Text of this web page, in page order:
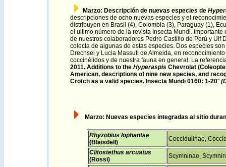
Marzo: Descripción de nuevas especies de
descripciones de ocho nuevas especies y el
distribuyen en Brasil (4), Colombia (3), Paraguay (1),
el ultimo número de la revista Insecta Mundi.
de nuestros colaboradores Pedro Castillo de Perú y Ulf
colecta de algunas de estas especies. Dos especies
Drechsel y Lucia Massuti de Almeida, en
coccinélidos y de nuestra fauna en general. La
2011. Additions to the Hyperaspis Chevrolat
American, descriptions of nine new species, and
Crotch as a valid species. Insecta Mundi 0160: 1-20"
Marzo: Nuevas especies integradas al sitio
Rhyzobius lophantae
(Blaisdell)
Coccidulinae,
Clitostethus arcuatus
(Rossi)
Scymninae,